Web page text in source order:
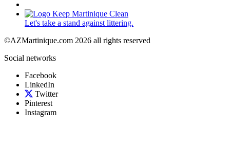
Let's take a stand against littering.
©AZMartinique.com 2026 all rights reserved
Social networks
Facebook
LinkedIn
Twitter
Pinterest
Instagram